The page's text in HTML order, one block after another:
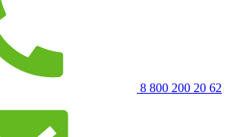
8 800 200 20 62